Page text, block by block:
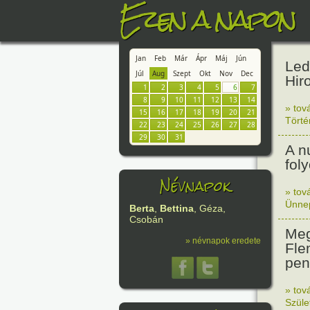
Ezen a napon
Jan Feb Már Ápr Máj
Jún
Júl
Aug Szept Okt Nov
Dec
1
2 3 4 5 6
7
8
9 10 11 12 13
14
15
16 17 18 19 20
21
22
23 24 25 26 27
28
29
30 31
Névnapok
Berta, Bettina, Géza,
Csobán
» névnapok eredete
»
A
»
»